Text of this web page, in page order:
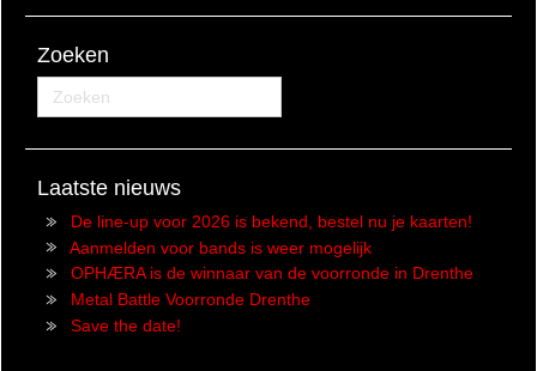
Zoeken
Laatste nieuws
De line-up voor 2026 is bekend, bestel nu je kaarten!
Aanmelden voor bands is weer mogelijk
OPHÆRA is de winnaar van de voorronde in Drenthe
Metal Battle Voorronde Drenthe
Save the date!